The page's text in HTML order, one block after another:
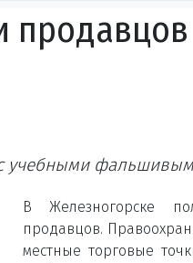
учебными
В Железногорске
продавцов.
местные торговые